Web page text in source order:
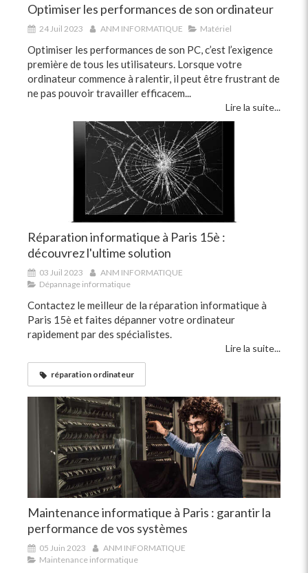
Optimiser les performances de son ordinateur
24 Juil 2023 ANM INFORMATIQUE Matériel
Optimiser les performances de son PC, c’est l’exigence
première de tous les utilisateurs. Lorsque votre
ordinateur commence à ralentir, il peut être frustrant de
ne pas pouvoir travailler efficacem...
Lire la suite...
Réparation informatique à Paris 15è :
découvrez l'ultime solution
03 Juil 2023
ANM INFORMATIQUE
Dépannage informatique
Contactez le meilleur de la réparation informatique à
Paris 15è et faites dépanner votre ordinateur
rapidement par des spécialistes.
Lire la suite...
réparation ordinateur
Maintenance informatique à Paris : garantir la
performance de vos systèmes
05 Juin 2023
ANM INFORMATIQUE
Maintenance informatique